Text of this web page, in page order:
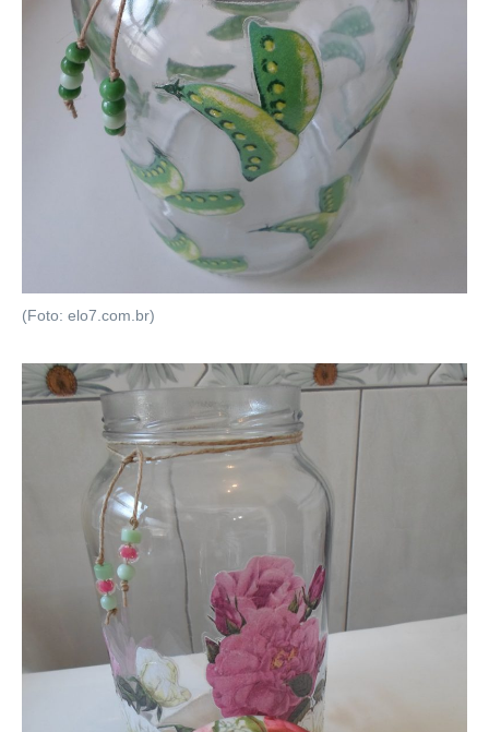
(Foto: elo7.com.br)